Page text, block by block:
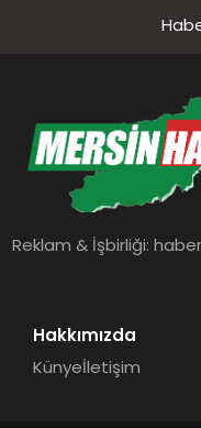
Reklam & İşbirliği:
Hakkımızda
Künyeİletişim